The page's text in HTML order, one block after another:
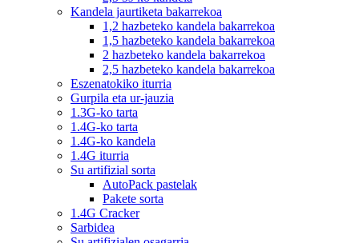
Kandela jaurtiketa bakarrekoa
1,2 hazbeteko kandela bakarrekoa
1,5 hazbeteko kandela bakarrekoa
2 hazbeteko kandela bakarrekoa
2,5 hazbeteko kandela bakarrekoa
Eszenatokiko iturria
Gurpila eta ur-jauzia
1.3G-ko tarta
1.4G-ko tarta
1.4G-ko kandela
1.4G iturria
Su artifizial sorta
AutoPack pastelak
Pakete sorta
1.4G Cracker
Sarbidea